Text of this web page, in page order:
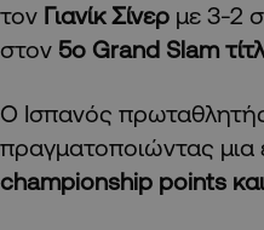
τον Γιανίκ Σίνερ με 3-2
στον 5ο Grand Slam
Ο Ισπανός
πραγματοποιώντας
championship points